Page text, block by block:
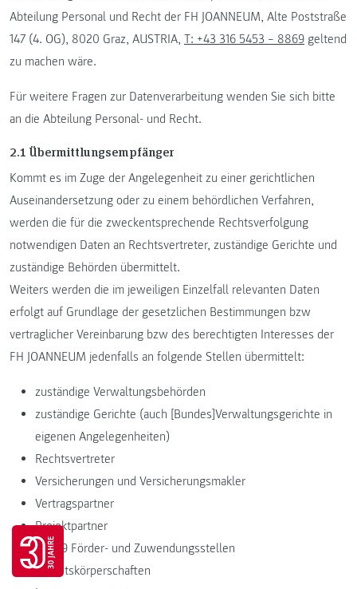
Abteilung Personal und Recht der FH JOANNEUM, Alte Poststraße
147 (4. OG), 8020 Graz, AUSTRIA, T: +43 316 5453 – 8869 geltend
zu machen wäre.
Für weitere Fragen zur Datenverarbeitung wenden Sie sich bitte
an die Abteilung Personal- und Recht.
2.1 Übermittlungsempfänger
Kommt es im Zuge der Angelegenheit zu einer gerichtlichen
Auseinandersetzung oder zu einem behördlichen Verfahren,
werden die für die zweckentsprechende Rechtsverfolgung
notwendigen Daten an Rechtsvertreter, zuständige Gerichte und
zuständige Behörden übermittelt.
Weiters werden die im jeweiligen Einzelfall relevanten Daten
erfolgt auf Grundlage der gesetzlichen Bestimmungen bzw
vertraglicher Vereinbarung bzw des berechtigten Interesses der
FH JOANNEUM jedenfalls an folgende Stellen übermittelt:
zuständige Verwaltungsbehörden
zuständige Gerichte (auch [Bundes]Verwaltungsgerichte in
eigenen Angelegenheiten)
Rechtsvertreter
Versicherungen und Versicherungsmakler
Vertragspartner
Projektpartner
Art-89 Förder- und Zuwendungsstellen
Gebietskörperschaften
Go to 30 years FH JOANNEUM page